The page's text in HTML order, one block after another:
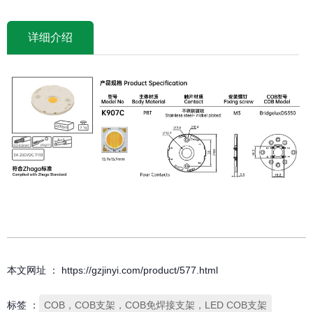
详细介绍
本文网址 ： https://gzjinyi.com/product/577.html
标签 ： COB，COB支架，COB免焊接支架，LED COB支架